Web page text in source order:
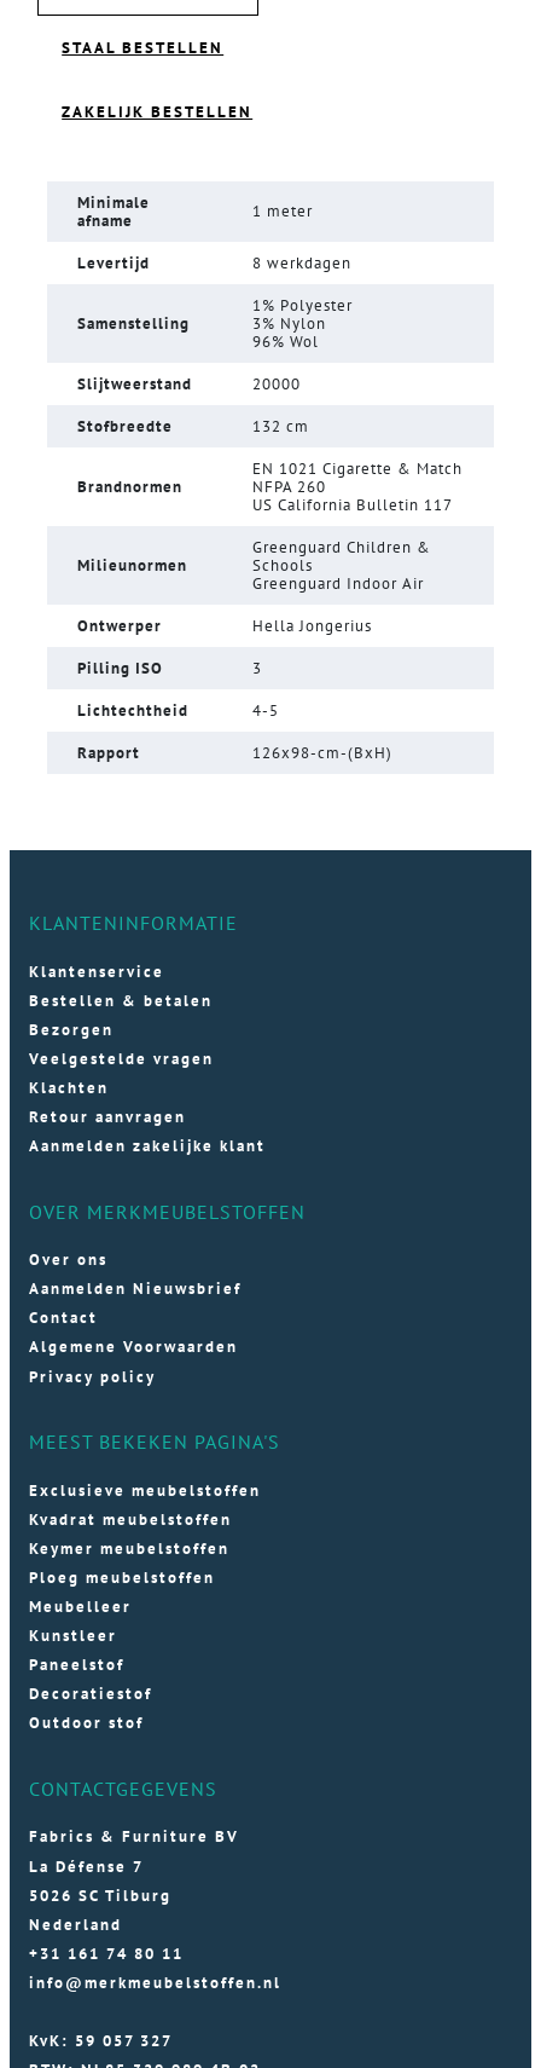
STAAL BESTELLEN
ZAKELIJK BESTELLEN
Minimale
afname
1 meter
Levertijd 8 werkdagen
Samenstelling
1% Polyester
3% Nylon
96% Wol
Slijtweerstand 20000
Stofbreedte 132 cm
Brandnormen
EN 1021 Cigarette & Match
NFPA 260
US California Bulletin 117
Milieunormen
Greenguard Children &
Schools
Greenguard Indoor Air
Ontwerper Hella Jongerius
Pilling ISO 3
Lichtechtheid 4-5
Rapport 126x98-cm-(BxH)
KLANTENINFORMATIE
Klantenservice
Bestellen & betalen
Bezorgen
Veelgestelde vragen
Klachten
Retour aanvragen
Aanmelden zakelijke klant
OVER MERKMEUBELSTOFFEN
Over ons
Aanmelden Nieuwsbrief
Contact
Algemene Voorwaarden
Privacy policy
MEEST BEKEKEN PAGINA'S
Exclusieve meubelstoffen
Kvadrat meubelstoffen
Keymer meubelstoffen
Ploeg meubelstoffen
Meubelleer
Kunstleer
Paneelstof
Decoratiestof
Outdoor stof
CONTACTGEGEVENS
Fabrics & Furniture BV
La Défense 7
5026 SC Tilburg
Nederland
+31 161 74 80 11
info@merkmeubelstoffen.nl
KvK: 59 057 327